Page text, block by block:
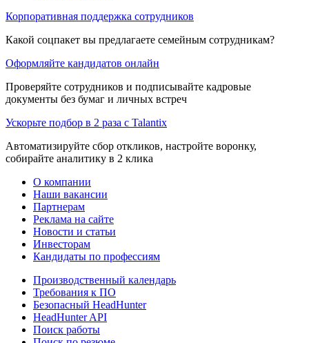
Корпоративная поддержка сотрудников
Какой соцпакет вы предлагаете семейным сотрудникам?
Оформляйте кандидатов онлайн
Проверяйте сотрудников и подписывайте кадровые
документы без бумаг и личных встреч
Ускорьте подбор в 2 раза с Talantix
Автоматизируйте сбор откликов, настройте воронку,
собирайте аналитику в 2 клика
О компании
Наши вакансии
Партнерам
Реклама на сайте
Новости и статьи
Инвесторам
Кандидаты по профессиям
Производственный календарь
Требования к ПО
Безопасный HeadHunter
HeadHunter API
Поиск работы